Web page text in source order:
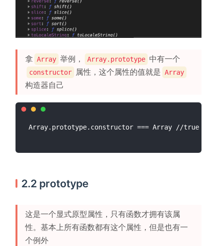
拿 Array 举例， Array.prototype 中有一个
constructor 属性，这个属性的值就是 Array
构造器自己
2.2 prototype
这是一个显式原型属性，只有函数才拥有该属
性。基本上所有函数都有这个属性，但是也有一
个例外